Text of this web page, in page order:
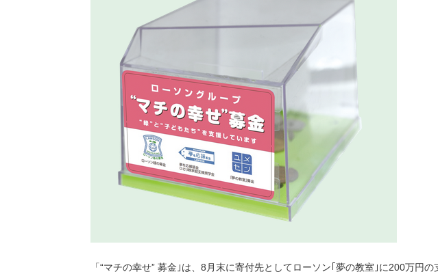
「“マチの幸せ” 募金｣は、8月末に寄付先としてローソン｢夢の教室｣に200万円